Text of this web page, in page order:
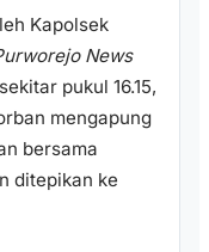
Kapolsek
News
pukul 16.15,
mengapung
bersama
ditepikan ke